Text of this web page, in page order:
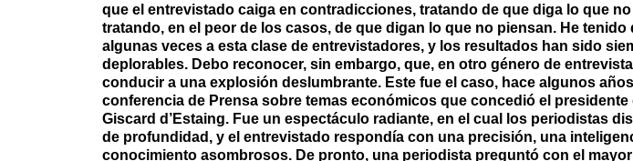
que el entrevistado caiga en contradicciones, tratando de que diga lo que
tratando, en el peor de los casos, de que digan lo que no piensan. He tenido
algunas veces a esta clase de entrevistadores, y los resultados han sido
deplorables. Debo reconocer, sin embargo, que, en otro género de
conducir a una explosión deslumbrante. Este fue el caso, hace algunos
conferencia de Prensa sobre temas económicos que concedió el presidente
Giscard d’Estaing. Fue un espectáculo radiante, en el cual los periodistas
de profundidad, y el entrevistado respondía con una precisión, una
conocimiento asombrosos. De pronto, una periodista preguntó con el